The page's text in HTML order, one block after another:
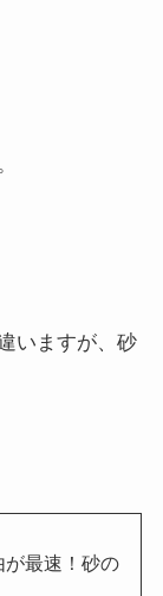
いますが、砂
が最速！砂の